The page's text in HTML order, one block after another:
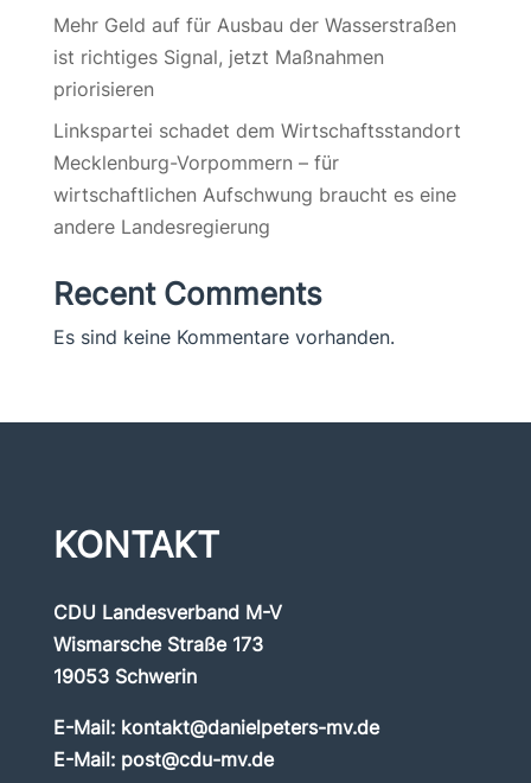
Mehr Geld auf für Ausbau der Wasserstraßen
ist richtiges Signal, jetzt Maßnahmen
priorisieren
Linkspartei schadet dem Wirtschaftsstandort
Mecklenburg-Vorpommern – für
wirtschaftlichen Aufschwung braucht es eine
andere Landesregierung
Recent Comments
Es sind keine Kommentare vorhanden.
KONTAKT
CDU Landesverband M-V
Wismarsche Straße 173
19053 Schwerin
E-Mail: kontakt@danielpeters-mv.de
E-Mail: post@cdu-mv.de